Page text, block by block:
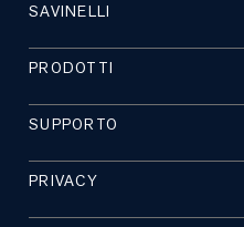
SAVINELLI
PRODOTTI
SUPPORTO
PRIVACY